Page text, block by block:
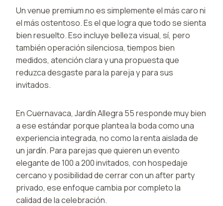
Un venue premium no es simplemente el más caro ni
el más ostentoso. Es el que logra que todo se sienta
bien resuelto. Eso incluye belleza visual, sí, pero
también operación silenciosa, tiempos bien
medidos, atención clara y una propuesta que
reduzca desgaste para la pareja y para sus
invitados.
En Cuernavaca, Jardín Allegra 55 responde muy bien
a ese estándar porque plantea la boda como una
experiencia integrada, no como la renta aislada de
un jardín. Para parejas que quieren un evento
elegante de 100 a 200 invitados, con hospedaje
cercano y posibilidad de cerrar con un after party
privado, ese enfoque cambia por completo la
calidad de la celebración.